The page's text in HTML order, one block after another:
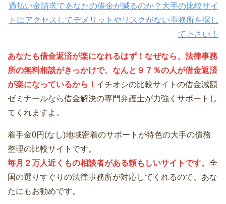
過払い金請求であなたの借金が減るのか？大手の比較サイ
トにアクセスしてデメリットやリスクがない事務所を探し
て下さい！
あなたも借金返済が楽になれるはず！なぜなら、法律事務
所の無料相談がきっかけで、なんと９７％の人が借金返済
が楽になっているから！ イチオシの比較サイトの借金減額
ゼミナールなら借金解決の専門弁護士が力強くサポートし
てくれますよ。
着手金0円(なし)地域密着のサポートが特色の大手の債務
整理の比較サイトです。
毎月２万人近くもの相談者がある頼もしいサイトです。 全
国の選りすぐりの法律事務所が対応してくれるので、あな
たにもお勧めです。